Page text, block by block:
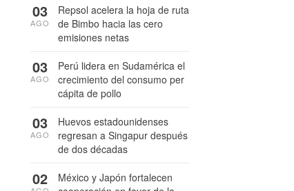
Repsol acelera la hoja de ruta
de Bimbo hacia las cero
emisiones netas
03
AGO
Perú lidera en Sudamérica el
crecimiento del consumo per
cápita de pollo
03
AGO
Huevos estadounidenses
regresan a Singapur después
de dos décadas
03
AGO
México y Japón fortalecen
02